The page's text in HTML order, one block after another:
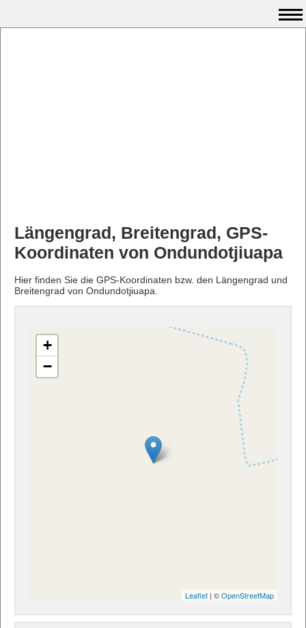
Längengrad, Breitengrad, GPS-
Koordinaten von Ondundotjiuapa
Hier finden Sie die GPS-Koordinaten bzw. den Längengrad und
Breitengrad von Ondundotjiuapa.
+
−
Leaflet | ©OpenStreetMap